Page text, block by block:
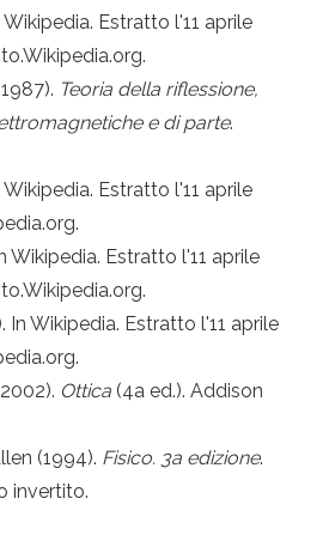
Wikipedia. Estratto l'11 aprile
Teoria della riflessione,
e di parte.
Wikipedia. Estratto l'11 aprile
Wikipedia. Estratto l'11 aprile
In Wikipedia. Estratto l'11 aprile
Ottica (4a ed.). Addison
(1994). Fisico. 3a edizione.
invertito.